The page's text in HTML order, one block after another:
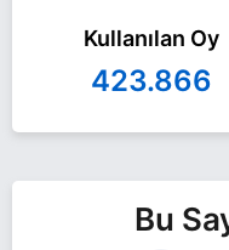
Kullanılan Oy
423.866
Bu